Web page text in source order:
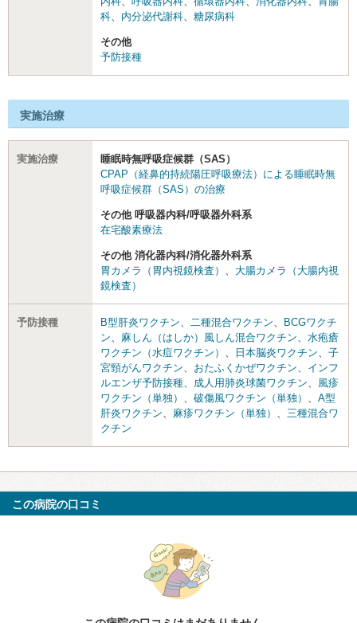
科
内分泌代謝科 糖尿病科
その他
予防接種
実施治療
実施治療
睡眠時無呼吸症候群（SAS）
CPAP（経鼻的持続陽圧呼吸療法）による睡眠時無
呼吸症候群（SAS）の治療
その他 呼吸器内科/呼吸器外科系
在宅酸素療法
その他 消化器内科/消化器外科系
胃カメラ（胃内視鏡検査）
大腸カメラ（大腸内視
鏡検査）
予防接種 B型肝炎ワクチン 二種混合ワクチン
BCGワクチ
ン
麻しん（はしか）風しん混合ワクチン
水疱瘡
ワクチン（水痘ワクチン）
日本脳炎ワクチン
子
宮頸がんワクチン
おたふくかぜワクチン
インフ
ルエンザ予防接種
成人用肺炎球菌ワクチン
風疹
ワクチン（単独）
破傷風ワクチン（単独）
A型
肝炎ワクチン
麻疹ワクチン（単独）
三種混合ワ
クチン
この病院の口コミ